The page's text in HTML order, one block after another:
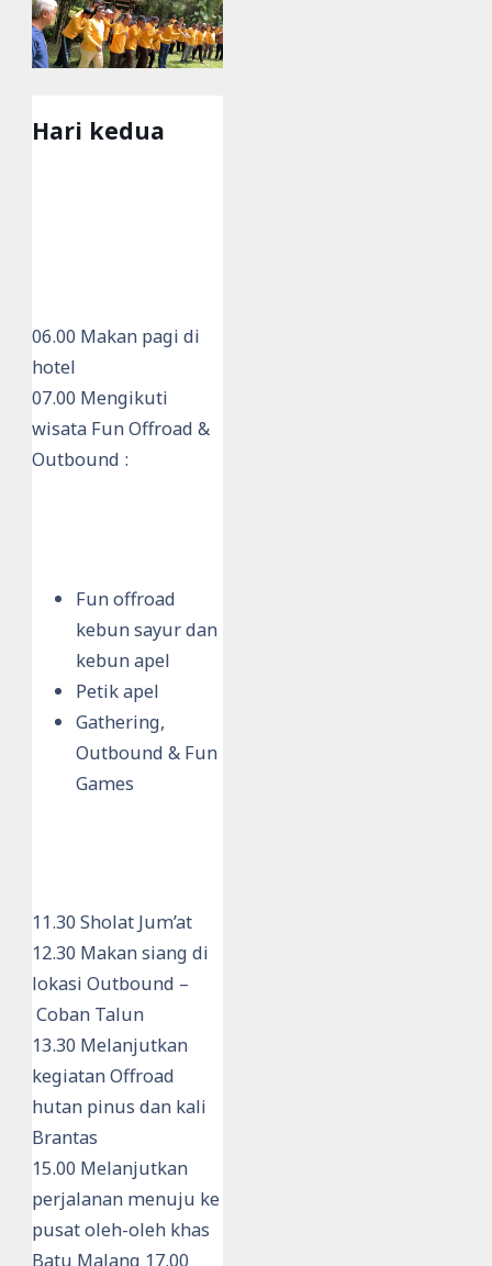
Hari kedua
06.00 Makan pagi di
hotel
07.00 Mengikuti
wisata Fun Offroad &
Outbound :
Fun offroad
kebun sayur dan
kebun apel
Petik apel
Gathering,
Outbound & Fun
Games
11.30 Sholat Jum’at
12.30 Makan siang di
lokasi Outbound –
Coban Talun
13.30 Melanjutkan
kegiatan Offroad
hutan pinus dan kali
Brantas
15.00 Melanjutkan
perjalanan menuju ke
pusat oleh-oleh khas
Batu Malang 17.00